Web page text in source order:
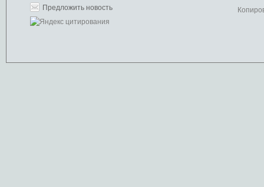
Предложить новость